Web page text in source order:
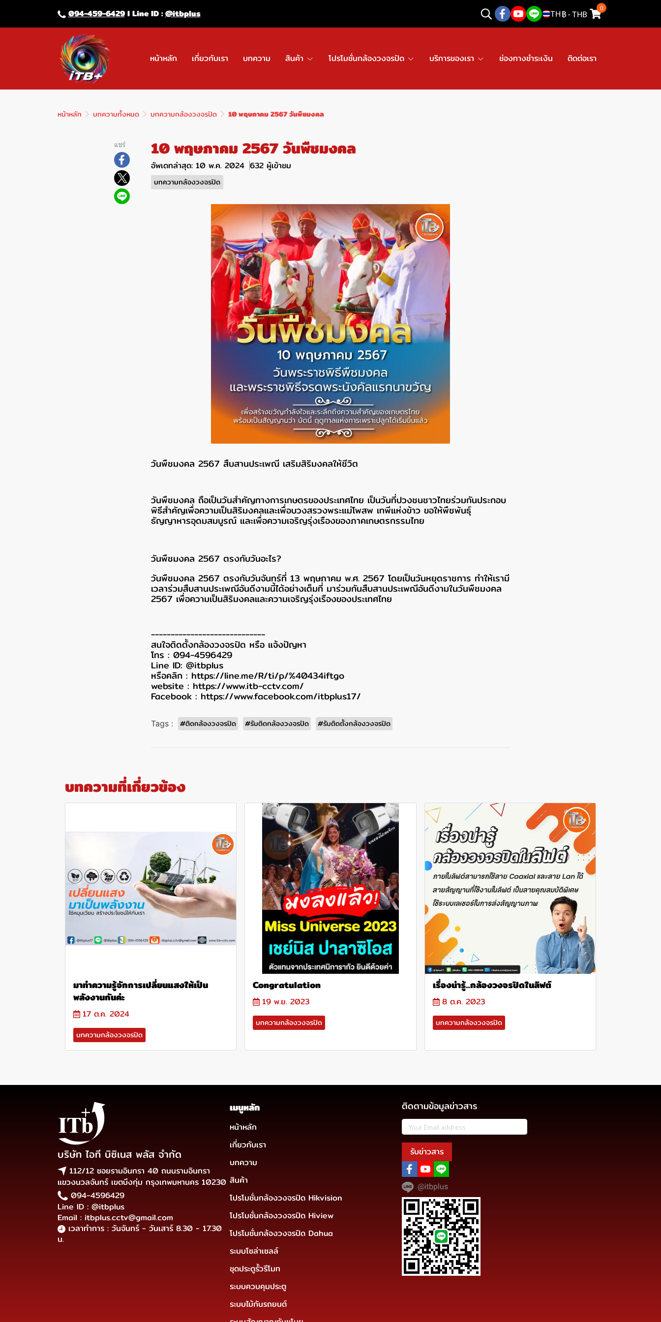
094-459-6429l Line lD :@itbplus TH ฿ - THB
0
หน้าหลัก เกี่ยวกับเรา บทความ สินค้า โปรโมชั่นกล้องวงจรปิด บริการของเรา ช่องทางชำระเงิน ติดต่อเรา
หน้าหลัก บทความทั้งหมด บทความกล้องวงจรปิด 10 พฤษภาคม 2567 วันพืชมงคล
แชร์ 10 พฤษภาคม 2567 วันพืชมงคล
อัพเดทล่าสุด: 10 พ.ค. 2024 632 ผู้เข้าชม
บทความกล้องวงจรปิด
วันพืชมงคล 2567 สืบสานประเพณี เสริมสิริมงคลให้ชีวิต
วันพืชมงคล ถือเป็นวันสำคัญทางการเกษตรของประเทศไทย เป็นวันที่ปวงชนชาวไทยร่วมกันประกอบ
พิธีสำคัญเพื่อความเป็นสิริมงคลและเพื่อบวงสรวงพระแม่โพสพ เทพีแห่งข้าว ขอให้พืชพันธุ์
ธัญญาหารอุดมสมบูรณ์ และเพื่อความเจริญรุ่งเรืองของภาคเกษตรกรรมไทย
วันพืชมงคล 2567 ตรงกับวันอะไร?
วันพืชมงคล 2567 ตรงกับวันจันทร์ที่ 13 พฤษภาคม พ.ศ. 2567 โดยเป็นวันหยุดราชการ ทำให้เรามี
เวลาร่วมสืบสานประเพณีอันดีงามนี้ได้อย่างเต็มที่ มาร่วมกันสืบสานประเพณีอันดีงามในวันพืชมงคล
2567 เพื่อความเป็นสิริมงคลและความเจริญรุ่งเรืองของประเทศไทย
-----------------------------
สนใจติดตั้งกล้องวงจรปิด หรือ แจ้งปัญหา
โทร : 094-4596429
Line ID: @itbplus
หรือคลิก : https://line.me/R/ti/p/%40434iftgo
website : https://www.itb-cctv.com/
Facebook : https://www.facebook.com/itbplus17/
Tags : #ติดกล้องวงจรปิด #รับติดกล้องวงจรปิด #รับติดตั้งกล้องวงจรปิด
บทความที่เกี่ยวข้อง
มาทำความรู้จักการเปลี่ยนแสงให้เป็น
พลังงานกันค่ะ
17 ต.ค. 2024
บทความกล้องวงจรปิด
Congratulation
19 พ.ย. 2023
บทความกล้องวงจรปิด
เรื่องน่ารู้...กล้องวงจรปิดในลิฟต์
8 ต.ค. 2023
บทความกล้องวงจรปิด
บริษัท ไอที บิซิเนส พลัส จำกัด
112/12 ซอยรามอินทรา 40 ถนนรามอินทรา
แขวงนวลจันทร์ เขตบึงกุ่ม กรุงเทพมหานคร 10230
094-4596429
Line ID : @itbplus
Email : itbplus.cctv@gmail.com
เวลาทำการ : วันจันทร์ - วันเสาร์ 8.30 - 17.30
น.
เมนูหลัก
หน้าหลัก
เกี่ยวกับเรา
บทความ
สินค้า
โปรโมชั่นกล้องวงจรปิด Hikvision
โปรโมชั่นกล้องวงจรปิด Hiview
โปรโมชั่นกล้องวงจรปิด Dahua
ระบบโซล่าเซลล์
ชุดประตูรั้วรีโมท
ระบบควบคุมประตู
ระบบไม้กันรถยนต์
ติดตามข้อมูลข่าวสาร
รับข่าวสาร
@itbplus